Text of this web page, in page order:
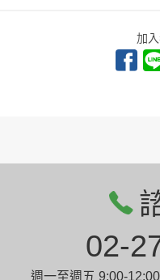
加
02-
週一至週五 9:00-